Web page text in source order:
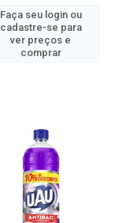
Faça seu login ou
cadastre-se para
ver preços e
comprar